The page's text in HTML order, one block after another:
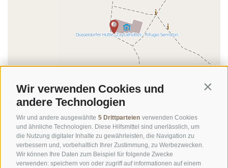
Wir verwenden Cookies und
andere Technologien
Wir und andere ausgewählte 5 Drittparteien verwenden Cookies
und ähnliche Technologien. Diese Hilfsmittel sind unerlässlich, um
die Nutzung digitaler Inhalte zu gewährleisten, die Navigation zu
verbessern und, vorbehaltlich Ihrer Zustimmung, zu Werbezwecken.
Wir können Ihre Daten zum Beispiel für folgende Zwecke
verwenden: speichern von oder zugriff auf informationen auf einem
©OpenStreetMapcontributors